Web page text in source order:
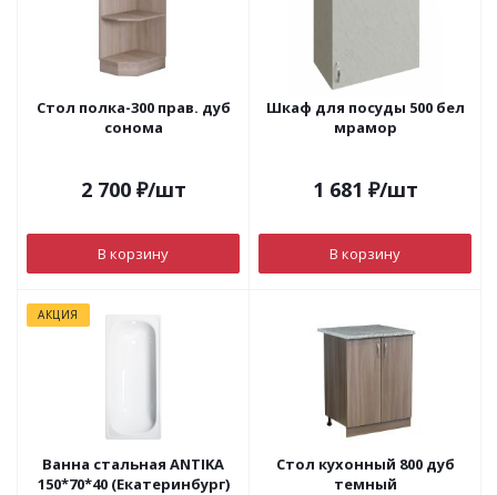
Стол полка-300 прав. дуб
сонома
2 700₽/шт
В корзину
Шкаф для посуды 500 бел
мрамор
1 681 ₽/шт
В корзину
АКЦИЯ
Ванна стальная ANTIKA
150*70*40 (Екатеринбург)
Стол кухонный 800 дуб
темный